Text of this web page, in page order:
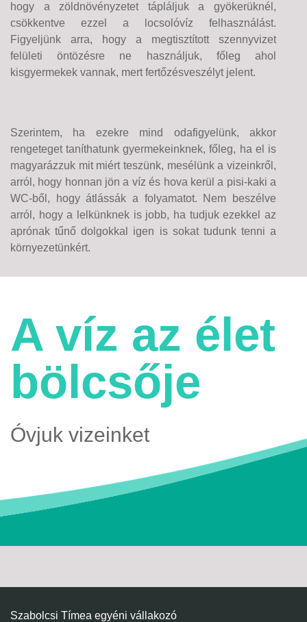
hogy a zöldnövényzetet tápláljuk a gyökerüknél,
csökkentve ezzel a locsolóvíz felhasználást.
Figyeljünk arra, hogy a megtisztított szennyvizet
felületi öntözésre ne használjuk, főleg ahol
kisgyermekek vannak, mert fertőzésveszélyt jelent.
Szerintem, ha ezekre mind odafigyelünk, akkor
rengeteget taníthatunk gyermekeinknek, főleg, ha el is
magyarázzuk mit miért teszünk, mesélünk a vizeinkről,
arról, hogy honnan jön a víz és hova kerül a pisi-kaki a
WC-ből, hogy átlássák a folyamatot. Nem beszélve
arról, hogy a lelkünknek is jobb, ha tudjuk ezekkel az
aprónak tűnő dolgokkal igen is sokat tudunk tenni a
környezetünkért.
A víz az élet
bölcsője
Óvjuk vizeinket
Szabolcsi Tímea egyéni vállakozó